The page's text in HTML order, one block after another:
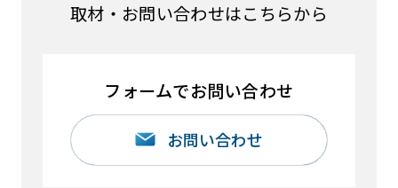
取材・お問い合わせはこちらから
フォームでお問い合わせ
お問い合わせ